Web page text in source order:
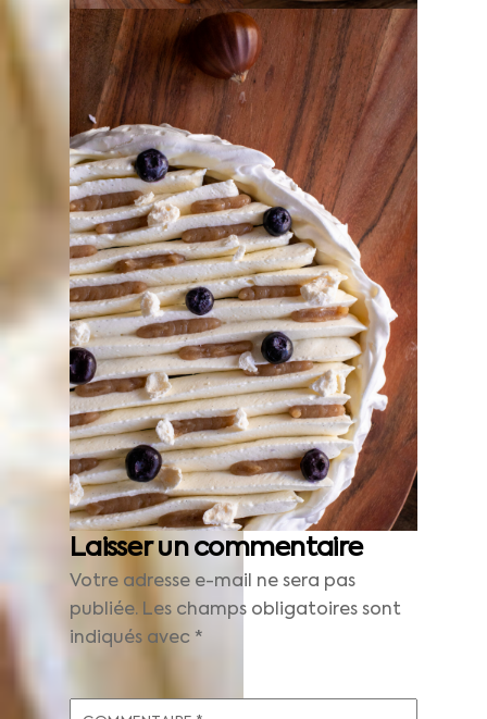
Laisser un commentaire
Votre adresse e-mail ne sera pas
publiée. Les champs obligatoires sont
indiqués avec *